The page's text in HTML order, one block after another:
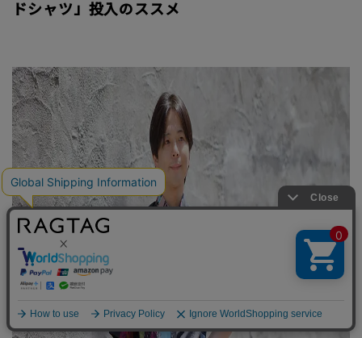
ドシャツ」投入のススメ